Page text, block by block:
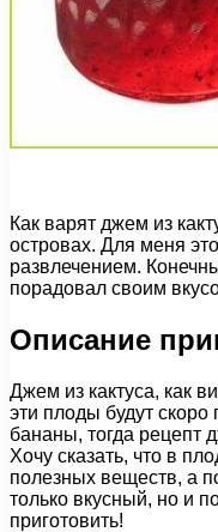
Как варят джем из
островах. Для меня
развлечением.
порадовал своим
Описание
Джем из кактуса, как
эти плоды будут скоро
бананы, тогда рецепт
Хочу сказать, что в
полезных веществ, а
только вкусный, но и
приготовить!